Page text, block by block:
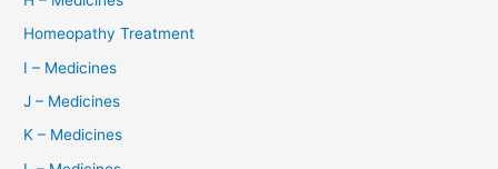
Homeopathy Treatment
I – Medicines
J – Medicines
K – Medicines